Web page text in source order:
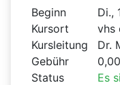
Beginn
Di.,
Kursort
vhs
Kursleitung
Dr.
Gebühr
Status
Es